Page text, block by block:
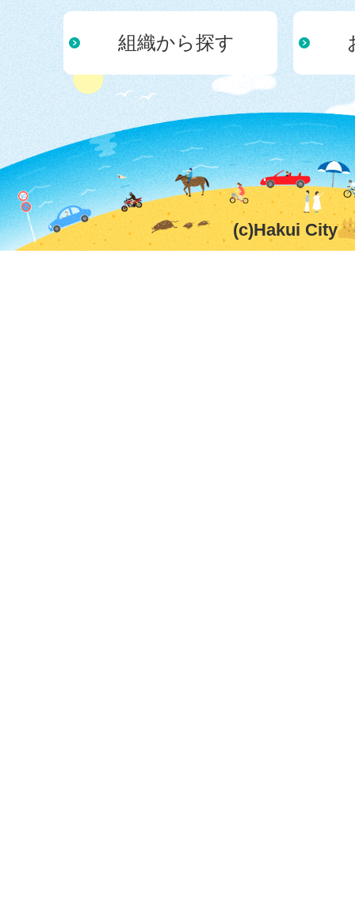
組織から探す
(c)Hakui City